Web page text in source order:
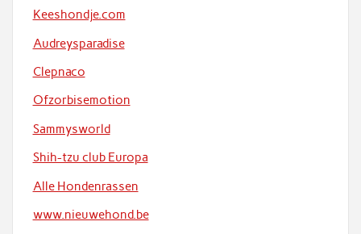
Keeshondje.com
Audreysparadise
Clepnaco
Ofzorbisemotion
Sammysworld
Shih-tzu club Europa
Alle Hondenrassen
www.nieuwehond.be